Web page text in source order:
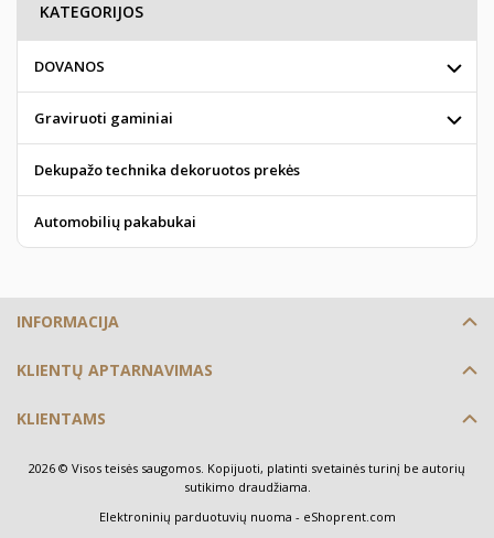
KATEGORIJOS
DOVANOS
Graviruoti gaminiai
Dekupažo technika dekoruotos prekės
Automobilių pakabukai
INFORMACIJA
KLIENTŲ APTARNAVIMAS
KLIENTAMS
2026 © Visos teisės saugomos. Kopijuoti, platinti svetainės turinį be autorių
sutikimo draudžiama.
Elektroninių parduotuvių nuoma - eShoprent.com